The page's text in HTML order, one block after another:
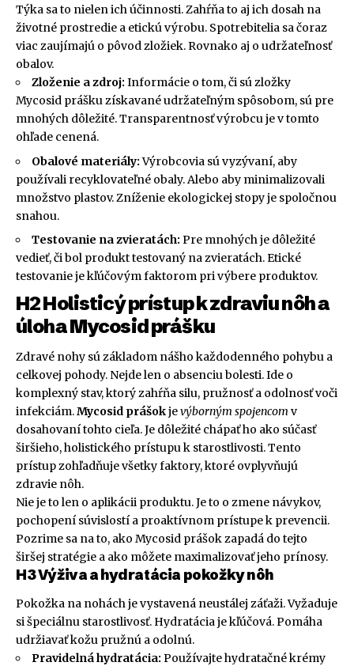
Týka sa to nielen ich účinnosti. Zahŕňa to aj ich dosah na
životné prostredie a etickú výrobu. Spotrebitelia sa čoraz
viac zaujímajú o pôvod zložiek. Rovnako aj o udržateľnosť
obalov.
Zloženie a zdroj: Informácie o tom, či sú zložky
Mycosid prášku získavané udržateľným spôsobom, sú pre
mnohých dôležité. Transparentnosť výrobcu je v tomto
ohľade cenená.
Obalové materiály:Výrobcovia sú vyzývaní, aby
používali recyklovateľné obaly. Alebo aby minimalizovali
množstvo plastov. Zníženie ekologickej stopy je spoločnou
snahou.
Testovanie na zvieratách: Pre mnohých je dôležité
vedieť, či bol produkt testovaný na zvieratách. Etické
testovanie je kľúčovým faktorom pri výbere produktov.
H2 Holisticý prístup k zdraviu nôh a
úloha Mycosid prášku
Zdravé nohy sú základom nášho každodenného pohybu a
celkovej pohody. Nejde len o absenciu bolesti. Ide o
komplexný stav, ktorý zahŕňa silu, pružnosť a odolnosť voči
infekciám.Mycosid prášokjevýborným spojencom v
dosahovaní tohto cieľa. Je dôležité chápať ho ako súčasť
širšieho, holistického prístupu k starostlivosti. Tento
prístup zohľadňuje všetky faktory, ktoré ovplyvňujú
zdravie nôh.
Nie je to len o aplikácii produktu. Je to o zmene návykov,
pochopení súvislostí a proaktívnom prístupe k prevencii.
Pozrime sa na to, ako Mycosid prášok zapadá do tejto
širšej stratégie a ako môžete maximalizovať jeho prínosy.
H3 Výživa a hydratácia pokožky nôh
Pokožka na nohách je vystavená neustálej záťaži. Vyžaduje
si špeciálnu starostlivosť. Hydratácia je kľúčová. Pomáha
udržiavať kožu pružnú a odolnú.
Pravidelná hydratácia: Používajte hydratačné krémy